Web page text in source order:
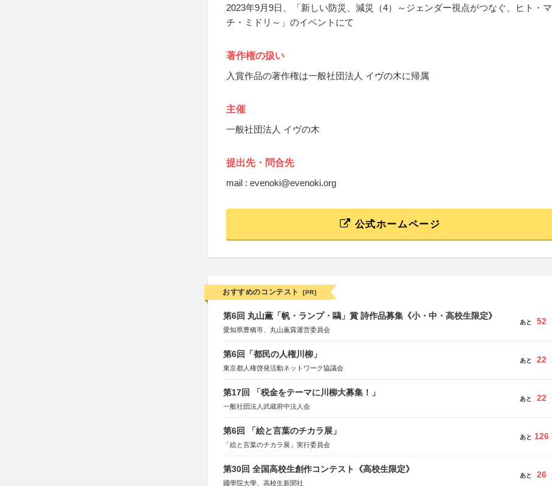
2023年9月9日、「新しい防災、減災（4）～ジェンダー視点がつなぐ、ヒト・マ
チ・ミドリ～」のイベントにて
著作権の扱い
入賞作品の著作権は一般社団法人 イヴの木に帰属
主催
一般社団法人 イヴの木
提出先・問合先
mail : evenoki@evenoki.org
公式ホームページ
おすすめのコンテスト [PR]
第6回 丸山薫「帆・ランプ・鷗」賞 詩作品募集《小・中・高校生限定》
愛知県豊橋市、丸山薫賞運営委員会
あと 52
第6回「都民の人権川柳」
東京都人権啓発活動ネットワーク協議会
あと 22
第17回 「税金をテーマに川柳大募集！」
一般社団法人武蔵府中法人会
あと 22
第6回 「絵と言葉のチカラ展」
「絵と言葉のチカラ展」実行委員会
あと 126
第30回 全国高校生創作コンテスト《高校生限定》
國學院大學、高校生新聞社
あと 26